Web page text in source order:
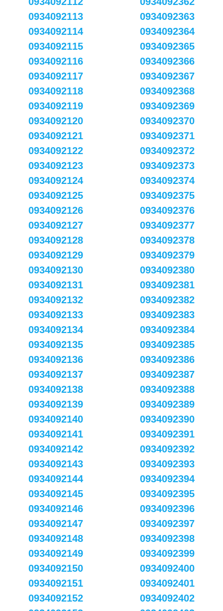
0934092113
0934092114
0934092115
0934092116
0934092117
0934092118
0934092119
0934092120
0934092121
0934092122
0934092123
0934092124
0934092125
0934092126
0934092127
0934092128
0934092129
0934092130
0934092131
0934092132
0934092133
0934092134
0934092135
0934092136
0934092137
0934092138
0934092139
0934092140
0934092141
0934092142
0934092143
0934092144
0934092145
0934092146
0934092147
0934092148
0934092149
0934092150
0934092151
0934092152
0934092363
0934092364
0934092365
0934092366
0934092367
0934092368
0934092369
0934092370
0934092371
0934092372
0934092373
0934092374
0934092375
0934092376
0934092377
0934092378
0934092379
0934092380
0934092381
0934092382
0934092383
0934092384
0934092385
0934092386
0934092387
0934092388
0934092389
0934092390
0934092391
0934092392
0934092393
0934092394
0934092395
0934092396
0934092397
0934092398
0934092399
0934092400
0934092401
0934092402